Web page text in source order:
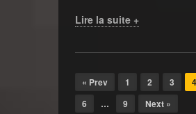
Lire la suite +
« Prev 1 2 3 4
6
… 9 Next »